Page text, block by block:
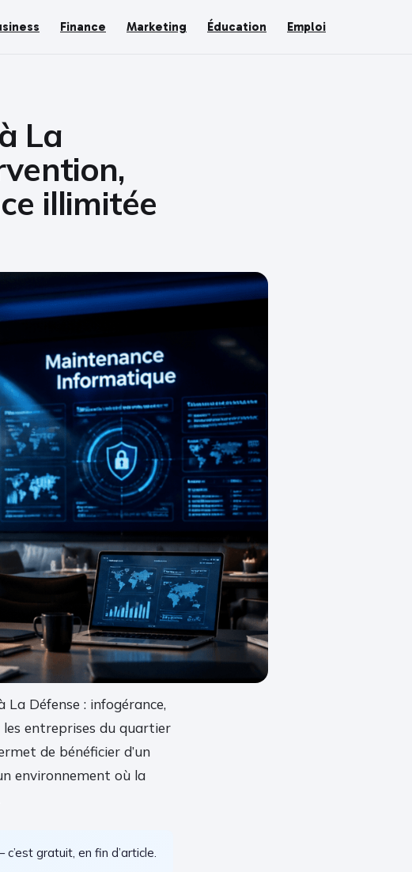
Finance Marketing Éducation Emploi
La
illimitée
Défense : infogérance,
entreprises du quartier
de bénéficier d’un
environnement où la
c’est gratuit, en fin d’article.